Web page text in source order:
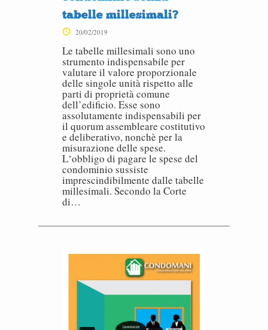
tabelle millesimali?
20/02/2019
Le tabelle millesimali sono uno
strumento indispensabile per
valutare il valore proporzionale
delle singole unità rispetto alle
parti di proprietà comune
dell’edificio. Esse sono
assolutamente indispensabili per
il quorum assembleare costitutivo
e deliberativo, nonchè per la
misurazione delle spese.
L‘obbligo di pagare le spese del
condominio sussiste
imprescindibilmente dalle tabelle
millesimali. Secondo la Corte
di…